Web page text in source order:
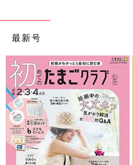
最新号